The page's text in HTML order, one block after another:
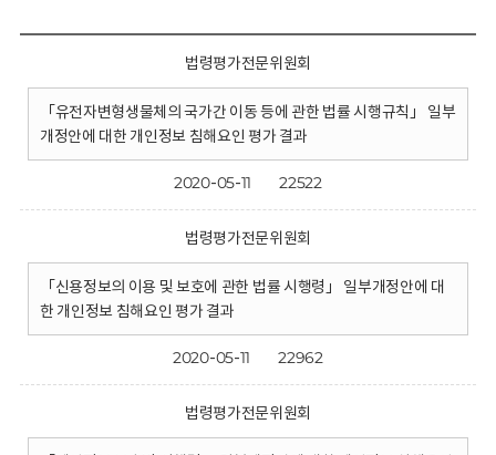
법령평가전문위원회
「유전자변형생물체의 국가간 이동 등에 관한 법률 시행규칙」 일부
개정안에 대한 개인정보 침해요인 평가 결과
2020-05-11 22522
법령평가전문위원회
「신용정보의 이용 및 보호에 관한 법률 시행령」 일부개정안에 대
한 개인정보 침해요인 평가 결과
2020-05-11 22962
법령평가전문위원회